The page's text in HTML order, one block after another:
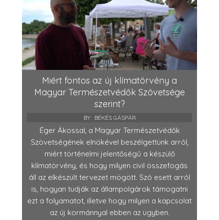
Miért fontos az új klímatörvény a
Magyar Természetvédők Szövetsége
szerint?
BY: BÉKÉS GÁSPÁR
Éger Ákossal, a Magyar Természetvédők
Szövetségének elnökével beszélgettünk arról,
miért történelmi jelentőségű a készülő
klímatörvény, és hogy milyen civil összefogás
áll az elkészült tervezet mögött. Szó esett arról
is, hogyan tudják az állampolgárok támogatni
ezt a folyamatot, illetve hogy milyen a kapcsolat
az új kormánnyal ebben az ügyben.